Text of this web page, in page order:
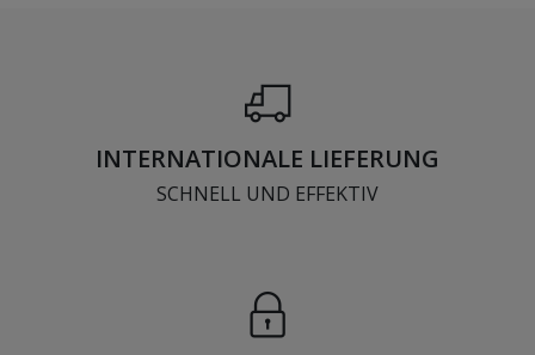
INTERNATIONALE LIEFERUNG
SCHNELL UND EFFEKTIV